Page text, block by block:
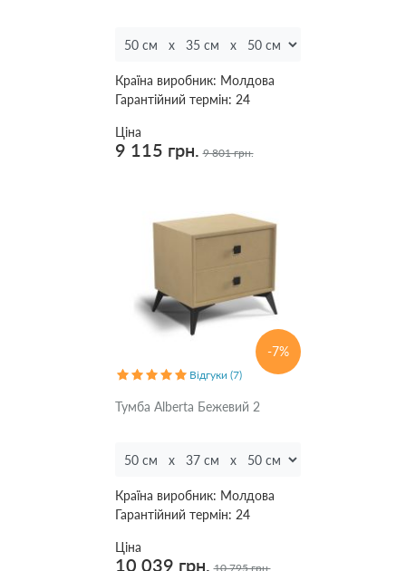
Країна виробник: Молдова
Гарантійний термін: 24
Ціна
9 115 грн. 9 801 грн.
-7%
Відгуки (7)
Тумба Alberta Бежевий 2
Країна виробник: Молдова
Гарантійний термін: 24
Ціна
10 039 грн. 10 795 грн.